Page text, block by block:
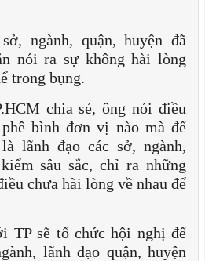
ngành, quận, huyện đã
nói ra sự không hài lòng
trong bụng.
chia sẻ, ông nói điều
bình đơn vị nào mà để
lãnh đạo các sở, ngành,
sâu sắc, chỉ ra những
chưa hài lòng về nhau để
TP sẽ tổ chức hội nghị để
lãnh đạo quận, huyện